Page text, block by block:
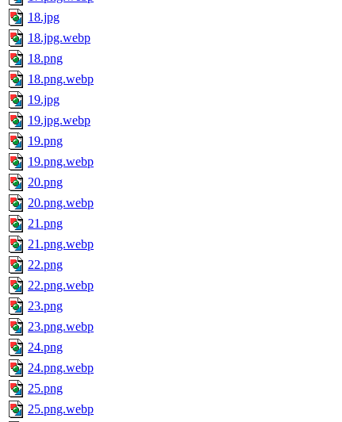
18.jpg
18.jpg.webp
18.png
18.png.webp
19.jpg
19.jpg.webp
19.png
19.png.webp
20.png
20.png.webp
21.png
21.png.webp
22.png
22.png.webp
23.png
23.png.webp
24.png
24.png.webp
25.png
25.png.webp